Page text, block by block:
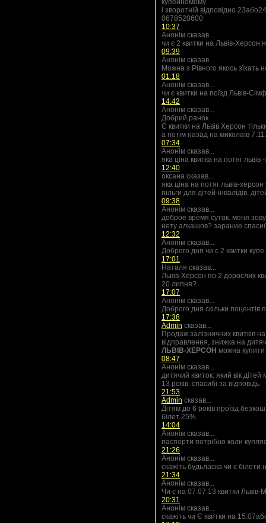
купейномому
і зворотній відповідно
0678520600
10:37
Анонім сказав...
чи є 2 квитки на Львів-Херсон
09:39
Анонім сказав...
Можна з Рівного якось зїхать
01:18
Анонім сказав...
чи є квитки на поїзд Львів-
14:42
Анонім сказав...
Добрий ранок
Є квитки на Львів Херсон
а потім назад на миколаїв
07:34
Анонім сказав...
яка ціна квитка на потяг
12:40
оксана сказав...
яка ціна на потяг львів-
пільги для дітей-інвалідів,
09:38
Анонім сказав...
доброе время суток. меня
нету алкашов? зарание
12:32
Анонім сказав...
Доброго дня чи є 2 квитки
17:01
Наталя сказав...
Львів-Херсон по 2 дорослих
20 липня?
17:07
Анонім сказав...
Доброго дня скільки поцентів
17:38
Admin сказав...
Продаж залізничних квитків
відправлення, знижка на
ЛЬВІВ-ХЕРСОН можна купити
08:47
Анонім сказав...
дитячий квиток: який вік дітей
13 років. спасибі за відповідь
21:53
Admin сказав...
Дітям до 6 років проїзд
білет 25%.
14:04
Анонім сказав...
паспорти потрібно коли
21:26
Анонім сказав...
скажіть будьласка чи є білети
21:34
Анонім сказав...
Чи є на 07.07.13 квитки Львів-
20:31
Анонім сказав...
скажіть чи Є квитки на